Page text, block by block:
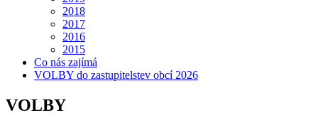
2018
2017
2016
2015
Co nás zajímá
VOLBY do zastupitelstev obcí 2026
VOLBY